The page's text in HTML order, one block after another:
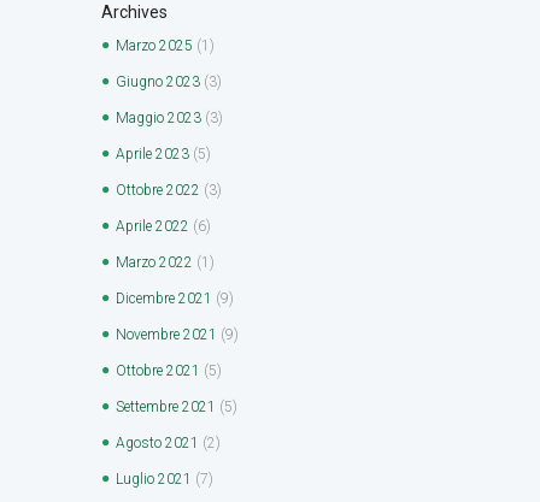
Archives
Marzo 2025 (1)
Giugno 2023 (3)
Maggio 2023 (3)
Aprile 2023 (5)
Ottobre 2022 (3)
Aprile 2022 (6)
Marzo 2022 (1)
Dicembre 2021 (9)
Novembre 2021 (9)
Ottobre 2021 (5)
Settembre 2021 (5)
Agosto 2021 (2)
Luglio 2021 (7)